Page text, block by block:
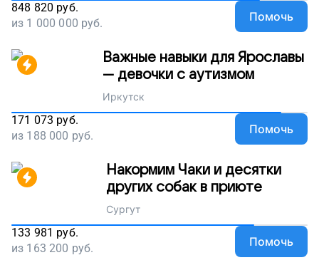
848 820 руб.
из 1 000 000 руб. Помочь
Важные навыки для Ярославы
— девочки с аутизмом
Иркутск
171 073 руб.
из 188 000 руб. Помочь
Накормим Чаки и десятки
других собак в приюте
Сургут
133 981 руб.
из 163 200 руб. Помочь